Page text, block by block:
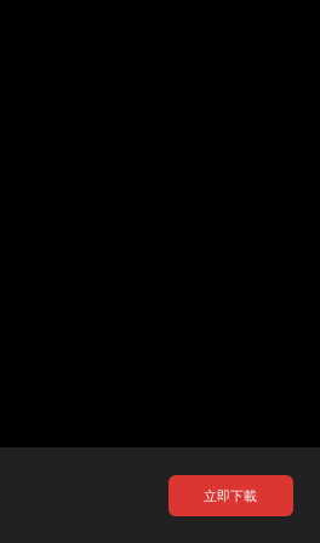
立即下載